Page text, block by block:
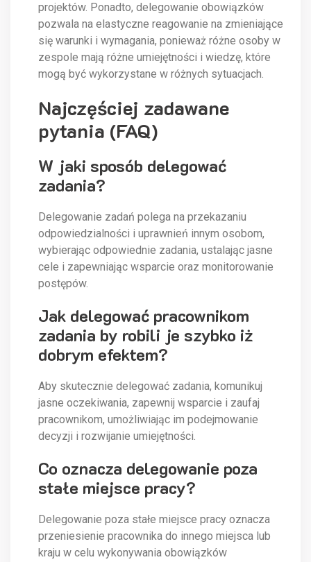
projektów. Ponadto, delegowanie obowiązków
pozwala na elastyczne reagowanie na zmieniające
się warunki i wymagania, ponieważ różne osoby w
zespole mają różne umiejętności i wiedzę, które
mogą być wykorzystane w różnych sytuacjach.
Najczęściej zadawane
pytania (FAQ)
W jaki sposób delegować
zadania?
Delegowanie zadań polega na przekazaniu
odpowiedzialności i uprawnień innym osobom,
wybierając odpowiednie zadania, ustalając jasne
cele i zapewniając wsparcie oraz monitorowanie
postępów.
Jak delegować pracownikom
zadania by robili je szybko iż
dobrym efektem?
Aby skutecznie delegować zadania, komunikuj
jasne oczekiwania, zapewnij wsparcie i zaufaj
pracownikom, umożliwiając im podejmowanie
decyzji i rozwijanie umiejętności.
Co oznacza delegowanie poza
stałe miejsce pracy?
Delegowanie poza stałe miejsce pracy oznacza
przeniesienie pracownika do innego miejsca lub
kraju w celu wykonywania obowiązków